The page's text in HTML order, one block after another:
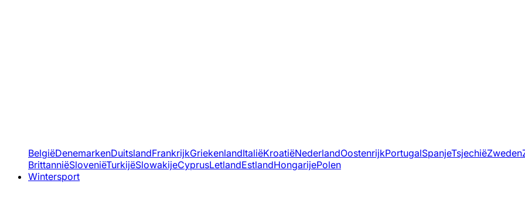
BelgiëDenemarkenDuitslandFrankrijkGriekenlandItaliëKroatiëNederlandOostenrijkPortugalSpanjeTsjechiëZweden
BrittanniëSloveniëTurkijëSlowakijeCyprusLetlandEstlandHongarijePolen
Wintersport